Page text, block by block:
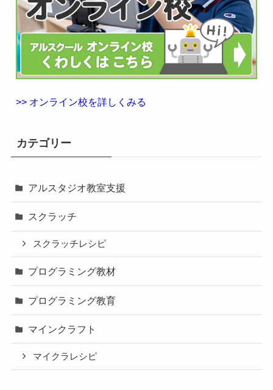
>> オンライン校を詳しくみる
カテゴリー
アルスタジオ教室支援
スクラッチ
スクラッチレシピ
プログラミング教材
プログラミング教育
マインクラフト
マイクラレシピ